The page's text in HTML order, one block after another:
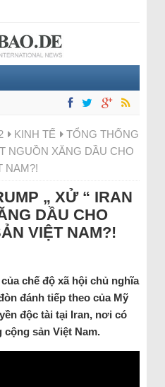
KINH TẾ
TỔNG THỐNG
NGUỒN XĂNG DẦU CHO
NAM?!
„ XỬ “ IRAN
DẦU CHO
VIỆT NAM?!
chế độ xã hội chủ nghĩa
đánh tiếp theo của Mỹ
độc tài tại Iran, nơi có
sản Việt Nam.